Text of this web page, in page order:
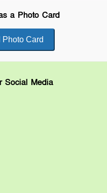
a Photo Card
Photo Card
Social Media